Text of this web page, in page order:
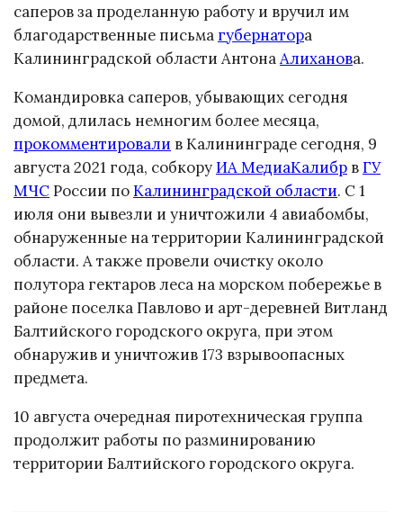
саперов за проделанную работу и вручил им
благодарственные письма губернатора
Калининградской области АнтонаАлиханова.
Командировка саперов, убывающих сегодня
домой, длилась немногим более месяца,
прокомментировали в Калининграде сегодня, 9
августа 2021 года, собкоруИА МедиаКалибр вГУ
МЧСРоссии поКалининградской области. С 1
июля они вывезли и уничтожили 4 авиабомбы,
обнаруженные на территории Калининградской
области. А также провели очистку около
полутора гектаров леса на морском побережье в
районе поселка Павлово и арт-деревней Витланд
Балтийского городского округа, при этом
обнаружив и уничтожив 173 взрывоопасных
предмета.
10 августа очередная пиротехническая группа
продолжит работы по разминированию
территории Балтийского городского округа.